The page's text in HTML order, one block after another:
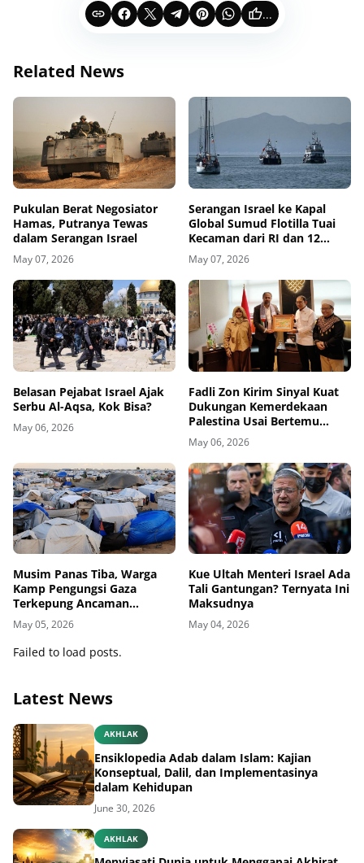
...
Related News
Pukulan Berat Negosiator
Hamas, Putranya Tewas
dalam Serangan Israel
May 07, 2026
Serangan Israel ke Kapal
Global Sumud Flotilla Tuai
Kecaman dari RI dan 12
Negara
May 07, 2026
Belasan Pejabat Israel Ajak
Serbu Al-Aqsa, Kok Bisa?
May 06, 2026
Fadli Zon Kirim Sinyal Kuat
Dukungan Kemerdekaan
Palestina Usai Bertemu
Delegasi di Kemenbud
May 06, 2026
Musim Panas Tiba, Warga
Kamp Pengungsi Gaza
Terkepung Ancaman
Penyakit Kulit
May 05, 2026
Kue Ultah Menteri Israel Ada
Tali Gantungan? Ternyata Ini
Maksudnya
May 04, 2026
Failed to load posts.
Latest News
AKHLAK
Ensiklopedia Adab dalam Islam: Kajian
Konseptual, Dalil, dan Implementasinya
dalam Kehidupan
June 30, 2026
AKHLAK